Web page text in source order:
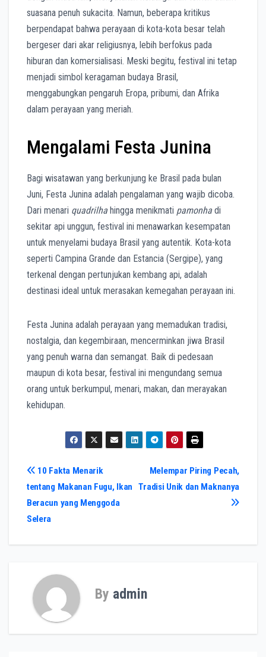
suasana penuh sukacita. Namun, beberapa kritikus
berpendapat bahwa perayaan di kota-kota besar telah
bergeser dari akar religiusnya, lebih berfokus pada
hiburan dan komersialisasi. Meski begitu, festival ini tetap
menjadi simbol keragaman budaya Brasil,
menggabungkan pengaruh Eropa, pribumi, dan Afrika
dalam perayaan yang meriah.
Mengalami Festa Junina
Bagi wisatawan yang berkunjung ke Brasil pada bulan
Juni, Festa Junina adalah pengalaman yang wajib dicoba.
Dari menari quadrilhahingga menikmati pamonhadi
sekitar api unggun, festival ini menawarkan kesempatan
untuk menyelami budaya Brasil yang autentik. Kota-kota
seperti Campina Grande dan Estancia (Sergipe), yang
terkenal dengan pertunjukan kembang api, adalah
destinasi ideal untuk merasakan kemegahan perayaan ini.
Festa Junina adalah perayaan yang memadukan tradisi,
nostalgia, dan kegembiraan, mencerminkan jiwa Brasil
yang penuh warna dan semangat. Baik di pedesaan
maupun di kota besar, festival ini mengundang semua
orang untuk berkumpul, menari, makan, dan merayakan
kehidupan.
Post
navigation
Melempar Piring Pecah,
Tradisi Unik dan Maknanya
10 Fakta Menarik
tentang Makanan Fugu, Ikan
Beracun yang Menggoda
Selera
By admin